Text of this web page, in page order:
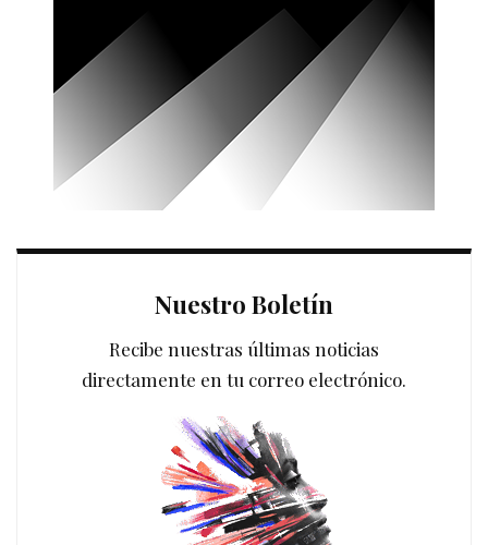
Nuestro Boletín
Recibe nuestras últimas noticias
directamente en tu correo electrónico.